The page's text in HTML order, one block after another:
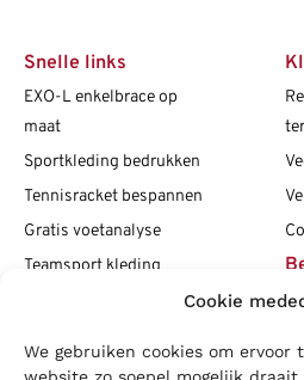
Cookie
We gebruiken cookies om ervoor
Snelle links
EXO-L enkelbrace op
maat
Sportkleding bedrukken
Tennisracket bespannen
Gratis voetanalyse
Teamsport kleding
Vacatures